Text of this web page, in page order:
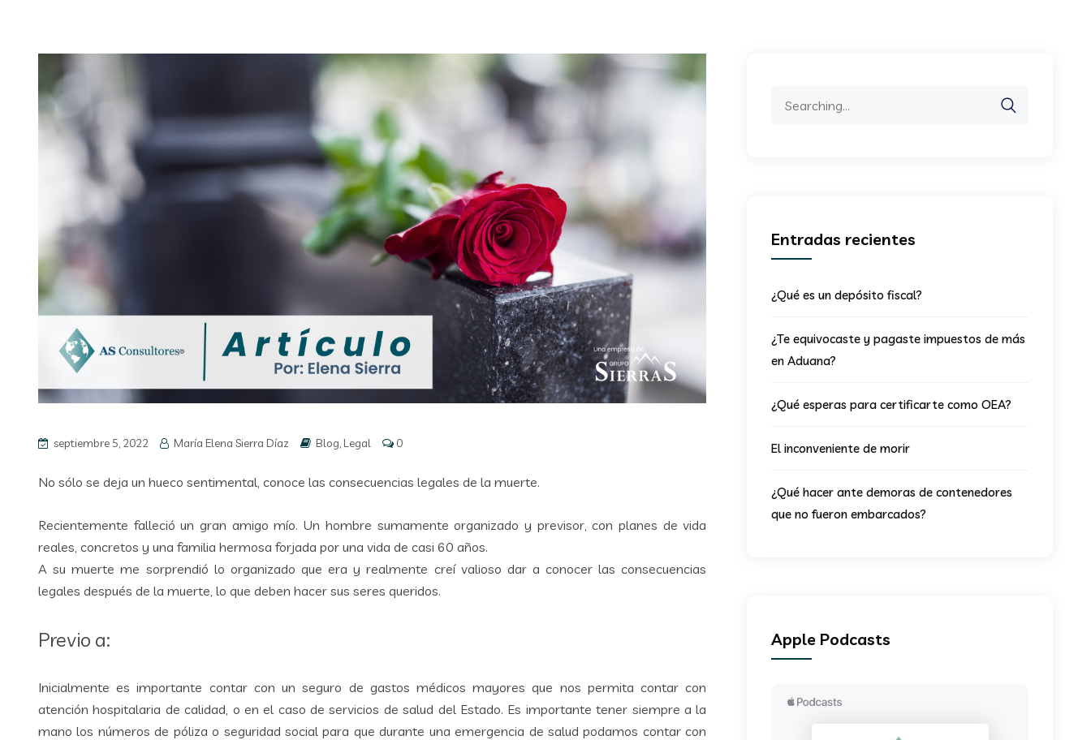
septiembre 5, 2022 María Elena Sierra Díaz Blog, Legal 0
No sólo se deja un hueco sentimental, conoce las consecuencias legales de la muerte.
Recientemente falleció un gran amigo mío. Un hombre sumamente organizado y previsor, con planes de vida
reales, concretos y una familia hermosa forjada por una vida de casi 60 años.
A su muerte me sorprendió lo organizado que era y realmente creí valioso dar a conocer las consecuencias
legales después de la muerte, lo que deben hacer sus seres queridos.
Previo a:
Inicialmente es importante contar con un seguro de gastos médicos mayores que nos permita contar con
atención hospitalaria de calidad, o en el caso de servicios de salud del Estado. Es importante tener siempre a la
mano los números de póliza o seguridad social para que durante una emergencia de salud podamos contar con
Entradas recientes
¿Qué es un depósito fiscal?
¿Te equivocaste y pagaste impuestos de más
en Aduana?
¿Qué esperas para certificarte como OEA?
El inconveniente de morir
¿Qué hacer ante demoras de contenedores
que no fueron embarcados?
Apple Podcasts